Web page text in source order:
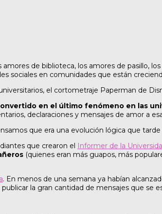
de biblioteca, los amores de pasillo,
sociales en comunidades que están
el cortometraje Paperman de
en el último fenómeno en las
declaraciones y mensajes de amor a
que era una evolución lógica que
que crearon el
Informer de la
(quienes eran más guapos, más
. En menos de una semana ya habían
la gran cantidad de mensajes que se